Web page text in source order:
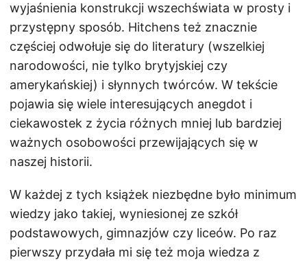
wyjaśnienia konstrukcji wszechświata w prosty i
przystępny sposób. Hitchens też znacznie
częściej odwołuje się do literatury (wszelkiej
narodowości, nie tylko brytyjskiej czy
amerykańskiej) i słynnych twórców. W tekście
pojawia się wiele interesujących anegdot i
ciekawostek z życia różnych mniej lub bardziej
ważnych osobowości przewijających się w
naszej historii.
W każdej z tych książek niezbędne było minimum
wiedzy jako takiej, wyniesionej ze szkół
podstawowych, gimnazjów czy liceów. Po raz
pierwszy przydała mi się też moja wiedza z